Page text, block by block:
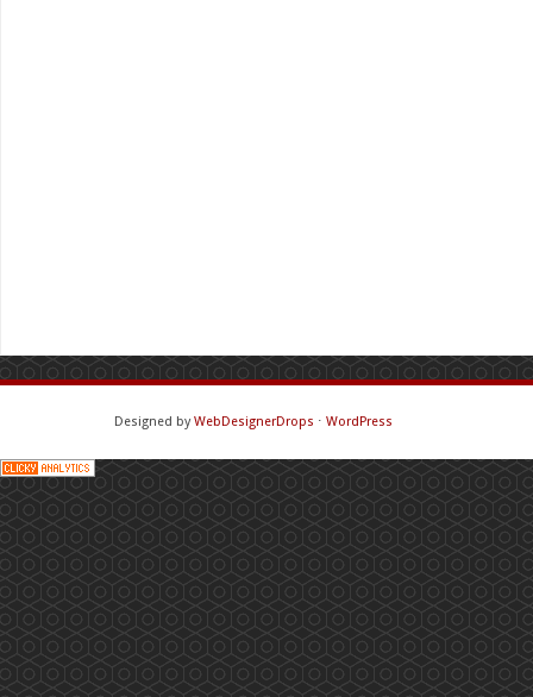
Designed byWebDesignerDrops ⋅ WordPress